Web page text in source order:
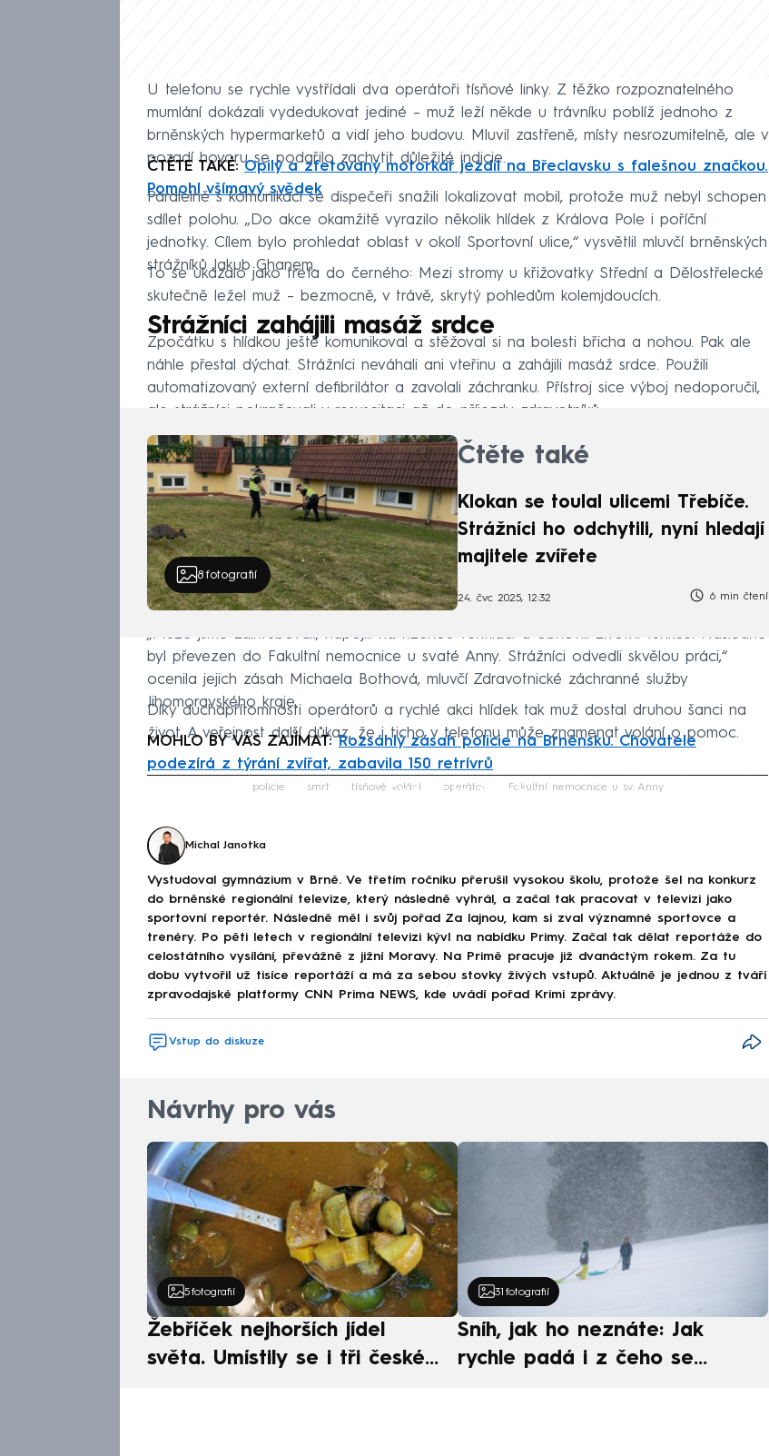
U telefonu se rychle vystřídali dva operátoři tísňové linky. Z těžko rozpoznatelného
mumlání dokázali vydedukovat jediné – muž leží někde u trávníku poblíž jednoho z
brněnských hypermarketů a vidí jeho budovu. Mluvil zastřeně, místy nesrozumitelně, ale v
pozadí hovoru se podařilo zachytit důležité indicie.
ČTĚTE TAKÉ:Opilý a zfetovaný motorkář jezdil na Břeclavsku s falešnou značkou.
Pomohl všímavý svědek
Paralelně s komunikací se dispečeři snažili lokalizovat mobil, protože muž nebyl schopen
sdílet polohu. „Do akce okamžitě vyrazilo několik hlídek z Králova Pole i poříční
jednotky. Cílem bylo prohledat oblast v okolí Sportovní ulice,“ vysvětlil mluvčí brněnských
strážníků Jakub Ghanem.
To se ukázalo jako trefa do černého: Mezi stromy u křižovatky Střední a Dělostřelecké
skutečně ležel muž – bezmocně, v trávě, skrytý pohledům kolemjdoucích.
Strážníci zahájili masáž srdce
Zpočátku s hlídkou ještě komunikoval a stěžoval si na bolesti břicha a nohou. Pak ale
náhle přestal dýchat. Strážníci neváhali ani vteřinu a zahájili masáž srdce. Použili
automatizovaný externí defibrilátor a zavolali záchranku. Přístroj sice výboj nedoporučil,
ale strážníci pokračovali v resuscitaci až do příjezdu zdravotníků.
8fotografií
Čtěte také
Klokan se toulal ulicemi Třebíče.
Strážníci ho odchytili, nyní hledají
majitele zvířete
24. čvc 2025, 12:32 6 min čtení
„Muže jsme zaintubovali, napojili na řízenou ventilaci a obnovili životní funkce. Následně
byl převezen do Fakultní nemocnice u svaté Anny. Strážníci odvedli skvělou práci,“
ocenila jejich zásah Michaela Bothová, mluvčí Zdravotnické záchranné služby
Jihomoravského kraje.
Díky duchapřítomnosti operátorů a rychlé akci hlídek tak muž dostal druhou šanci na
život. A veřejnost další důkaz, že i ticho v telefonu může znamenat volání o pomoc.
MOHLO BY VÁS ZAJÍMAT:Rozsáhlý zásah policie na Brněnsku. Chovatele
podezírá z týrání zvířat, zabavila 150 retrívrů
Failed to fetch
policie smrt tísňové volání operátor Fakultní nemocnice u sv. Anny
Michal Janotka
Vystudoval gymnázium v Brně. Ve třetím ročníku přerušil vysokou školu, protože šel na konkurz
do brněnské regionální televize, který následně vyhrál, a začal tak pracovat v televizi jako
sportovní reportér. Následně měl i svůj pořad Za lajnou, kam si zval významné sportovce a
trenéry. Po pěti letech v regionální televizi kývl na nabídku Primy. Začal tak dělat reportáže do
celostátního vysílání, převážně z jižní Moravy. Na Primě pracuje již dvanáctým rokem. Za tu
dobu vytvořil už tisíce reportáží a má za sebou stovky živých vstupů. Aktuálně je jednou z tváří
zpravodajské platformy CNN Prima NEWS, kde uvádí pořad Krimi zprávy.
Vstup do diskuze
Návrhy pro vás
5 fotografií
Žebříček nejhorších jídel
světa. Umístily se i tři české
31 fotografií
Sníh, jak ho neznáte: Jak
rychle padá i z čeho se